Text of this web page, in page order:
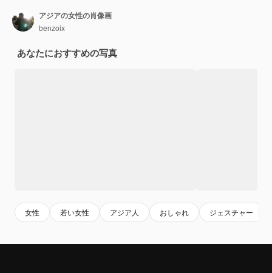
アジアの女性の肖像画
benzoix
あなたにおすすめの写真
女性 若い女性 アジア人 おしゃれ ジェスチャー